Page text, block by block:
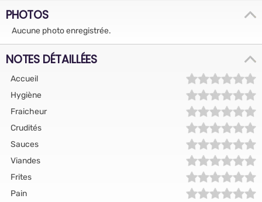
PHOTOS
Aucune photo enregistrée.
NOTES DÉTAILLÉES
Accueil
Hygiène
Fraicheur
Crudités
Sauces
Viandes
Frites
Pain